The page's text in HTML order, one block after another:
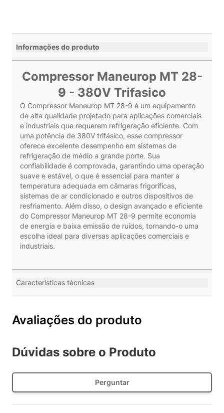
Informações do produto
Compressor Maneurop MT 28-
9 - 380V Trifasico
O Compressor Maneurop MT 28-9 é um equipamento
de alta qualidade projetado para aplicações comerciais
e industriais que requerem refrigeração eficiente. Com
uma potência de 380V trifásico, esse compressor
oferece excelente desempenho em sistemas de
refrigeração de médio a grande porte. Sua
confiabilidade é comprovada, garantindo uma operação
suave e estável, o que é essencial para manter a
temperatura adequada em câmaras frigoríficas,
sistemas de ar condicionado e outros dispositivos de
resfriamento. Além disso, o design avançado e eficiente
do Compressor Maneurop MT 28-9 permite economia
de energia e baixa emissão de ruídos, tornando-o uma
escolha ideal para diversas aplicações comerciais e
industriais.
Características técnicas
Avaliações do produto
Dúvidas sobre o Produto
Perguntar